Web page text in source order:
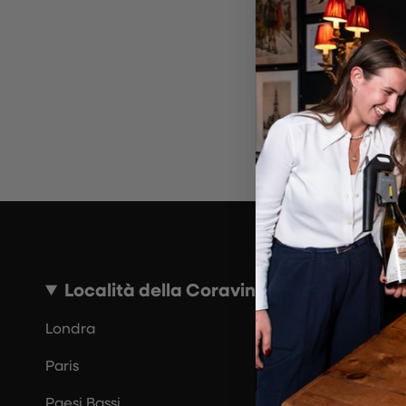
~10 MINUTI
Località della Coravin Guide
Londra
Paris
Paesi Bassi